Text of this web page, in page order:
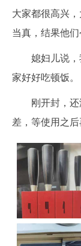
大家都很高兴
当真，结果他们
媳妇儿说
家好好吃顿饭。
刚开封，
差，等使用之后